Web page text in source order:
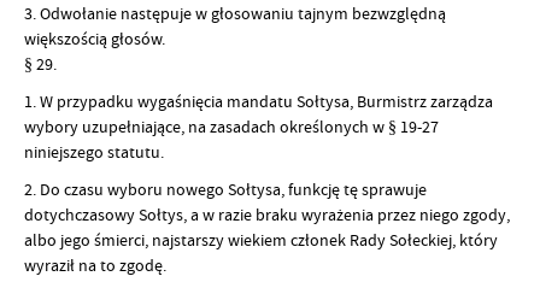
3. Odwołanie następuje w głosowaniu tajnym bezwzględną
większością głosów.
§ 29.
1. W przypadku wygaśnięcia mandatu Sołtysa, Burmistrz zarządza
wybory uzupełniające, na zasadach określonych w § 19-27
niniejszego statutu.
2. Do czasu wyboru nowego Sołtysa, funkcję tę sprawuje
dotychczasowy Sołtys, a w razie braku wyrażenia przez niego zgody,
albo jego śmierci, najstarszy wiekiem członek Rady Sołeckiej, który
wyraził na to zgodę.